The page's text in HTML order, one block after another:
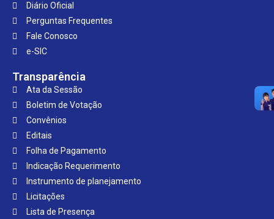
Diário Oficial
Perguntas Frequentes
Fale Conosco
e-SIC
Transparência
Ata da Sessão
Boletim de Votação
Convênios
Editais
Folha de Pagamento
Indicação Requerimento
Instrumento de planejamento
Licitações
Lista de Presença